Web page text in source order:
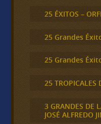
25 ÉXITOS –
25 Grandes
25 Grandes
25 TROPICALES
3 GRANDES DE
JOSÉ ALFREDO